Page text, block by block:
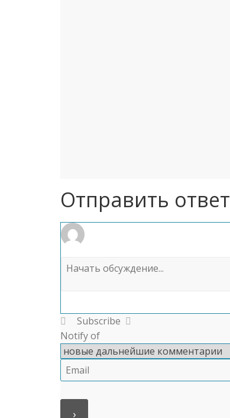
Отправить ответ
Subscribe
Notify of